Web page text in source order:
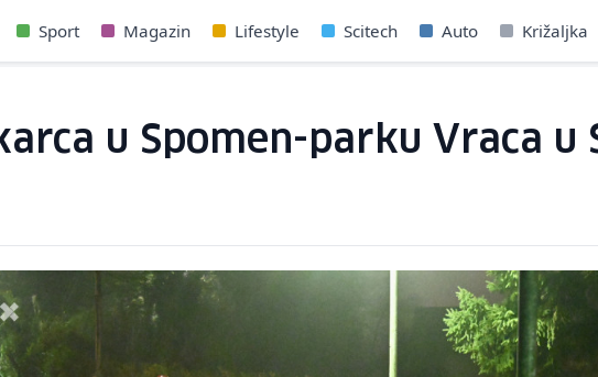
Sport Magazin Lifestyle Scitech Auto Križaljka
u Spomen-parku Vraca u